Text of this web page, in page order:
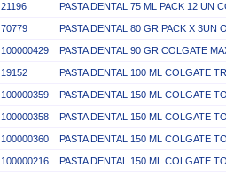
21196 PASTA DENTAL 75 ML PACK 12 UN
70779 PASTA DENTAL 80 GR PACK X 3UN
100000429 PASTA DENTAL 90 GR COLGATE
19152 PASTA DENTAL 100 ML COLGATE
100000359 PASTA DENTAL 150 ML COLGATE
100000358 PASTA DENTAL 150 ML COLGATE
100000360 PASTA DENTAL 150 ML COLGATE
100000216 PASTA DENTAL 150 ML COLGATE